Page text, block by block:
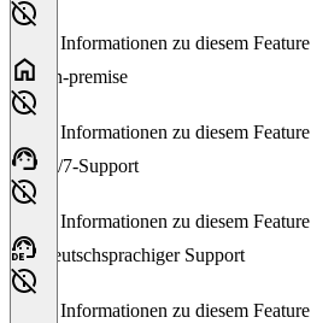
Keine Informationen zu diesem Feature
On-premise
Keine Informationen zu diesem Feature
24/7-Support
Keine Informationen zu diesem Feature
Deutschsprachiger Support
Keine Informationen zu diesem Feature